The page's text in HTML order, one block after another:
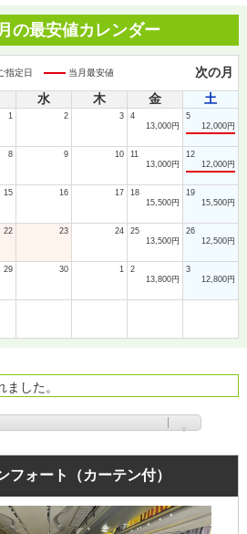
の最安値カレンダー
指定日 当月最安値
次の月
水 木 金 土
1 2 3
4
13,000円
5
12,000円
8 9 10
11
13,000円
12
12,000円
15 16 17
18
15,500円
19
15,500円
22 23 24
25
13,500円
26
12,500円
29 30 1
2
13,800円
3
12,800円
した。
フォート（カーテン付）